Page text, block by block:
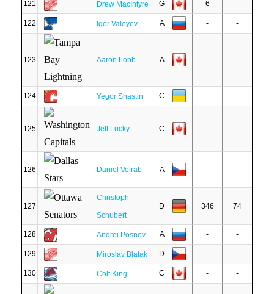
121 Drew MacIntyre G 6 -
122 Igor Valeyev A - -
123 Aaron Lobb A - -
124 Yegor Shastin C - -
125 Jeff Lucky C - -
126 Daniel Volrab A - -
127
Christoph
Schubert
D 346 74
128 Andrei Posnov A - -
129 Miroslav Blatak D - -
130 Colt King C - -